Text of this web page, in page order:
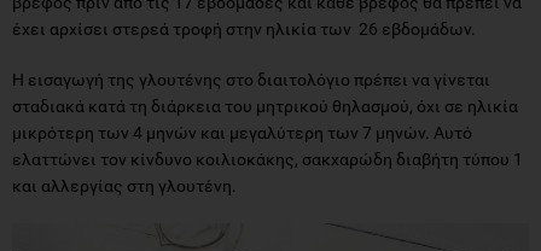
έχει αρχίσει στερεά τροφή στην ηλικία των 26 εβδομάδων.
Η εισαγωγή της γλουτένης στο διαιτολόγιο πρέπει να γίνεται
σταδιακά κατά τη διάρκεια του μητρικού θηλασμού, όχι σε ηλικία
μικρότερη των 4 μηνών και μεγαλύτερη των 7 μηνών. Αυτό
ελαττώνει τον κίνδυνο κοιλιοκάκης, σακχαρώδη διαβήτη τύπου 1
και αλλεργίας στη γλουτένη.